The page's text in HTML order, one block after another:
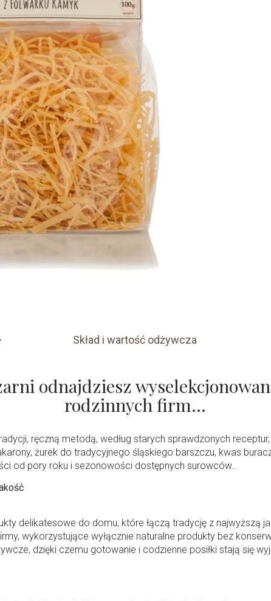
Skład i wartość odżywcza
odnajdziesz
rodzinnych firm…
ręczną metodą, według starych sprawdzonych
żurek do tradycyjnego śląskiego barszczu, kwas
od pory roku i sezonowości dostępnych surowców…
delikatesowe do domu, które łączą tradycję z najwyższą
wykorzystujące wyłącznie naturalne produkty bez
dzięki czemu gotowanie i codzienne posiłki stają się